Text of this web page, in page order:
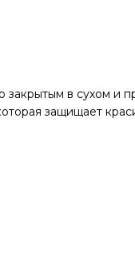
закрытым в сухом и
защищает